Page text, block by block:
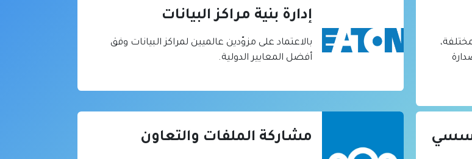
إدارة بنية مراكز البيانات
بالاعتماد على مزوّدين عالميين لمراكز البيانات وفق
أفضل المعايير الدولية.
مشاركة الملفات والتعاون